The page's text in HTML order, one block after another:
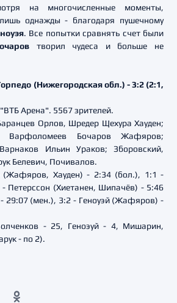
на многочисленные моменты,
однажды - благодаря пушечному
. Все попытки сравнять счет были
творил чудеса и больше не
(Нижегородская обл.) - 3:2 (2:1,
Арена". 5567 зрителей.
Орлов, Шредер Щехура Хауден;
Варфоломеев Бочаров Жафяров;
Ильин Ураков; Зборовский,
Белевич, Почивалов.
Хауден) - 2:34 (бол.), 1:1 -
Петерссон (Хиетанен, Шипачёв) - 5:46
29:07 (мен.), 3:2 - Геноуэй (Жафяров) -
- 25, Геноэуй - 4, Мишарин,
- по 2).